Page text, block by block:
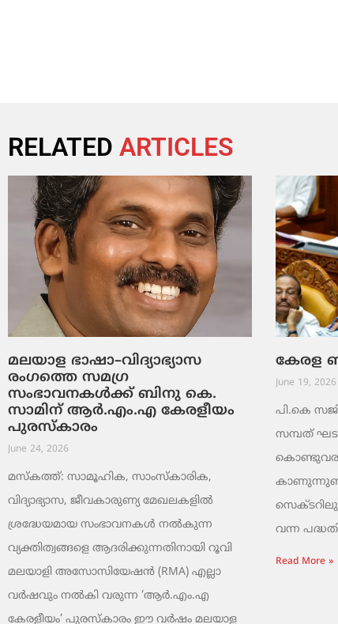
RELATED ARTICLES
മലയാള ഭാഷാ–വിദ്യാഭ്യാസ
രംഗത്തെ സമഗ്ര
സംഭാവനകൾക്ക് ബിനു കെ.
സാമിന് ആർ.എം.എ കേരളീയം
പുരസ്‌കാരം
June 24, 2026
മസ്കത്ത്: സാമൂഹിക, സാംസ്‌കാരിക,
വിദ്യാഭ്യാസ, ജീവകാരുണ്യ മേഖലകളിൽ
ശ്രദ്ധേയമായ സംഭാവനകൾ നൽകുന്ന
വ്യക്തിത്വങ്ങളെ ആദരിക്കുന്നതിനായി റൂവി
മലയാളി അസോസിയേഷൻ (RMA) എല്ലാ
വർഷവും നൽകി വരുന്ന ‘ആർ.എം.എ
കേരളീയം’ പുരസ്‌കാരം ഈ വർഷം മലയാള
കേരള
June 19, 2026
പി.കെ
സമ്പത്
കാണുന്നുണ്ട്.
വന്ന
Read More »